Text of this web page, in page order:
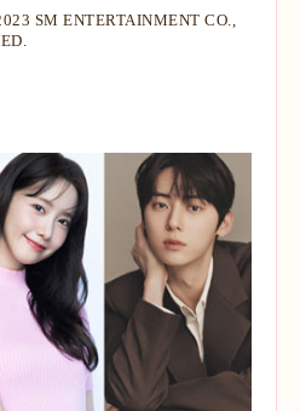
SM ENTERTAINMENT CO.,